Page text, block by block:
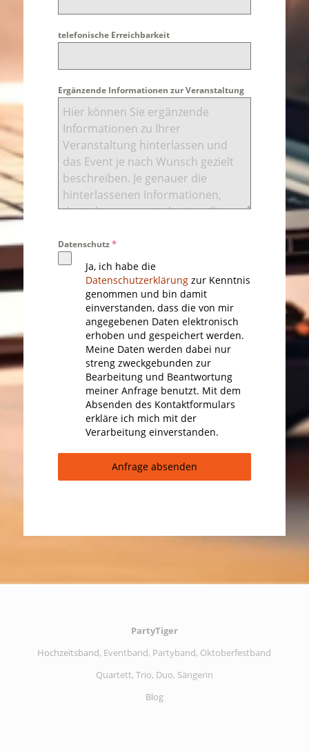
telefonische Erreichbarkeit
Ergänzende Informationen zur Veranstaltung
Datenschutz*
Ja, ich habe die
Datenschutzerklärungzur Kenntnis
genommen und bin damit
einverstanden, dass die von mir
angegebenen Daten elektronisch
erhoben und gespeichert werden.
Meine Daten werden dabei nur
streng zweckgebunden zur
Bearbeitung und Beantwortung
meiner Anfrage benutzt. Mit dem
Absenden des Kontaktformulars
erkläre ich mich mit der
Verarbeitung einverstanden.
Anfrage absenden
PartyTiger
Hochzeitsband, Eventband, Partyband, Oktoberfestband
Quartett, Trio, Duo, Sängerin
Blog